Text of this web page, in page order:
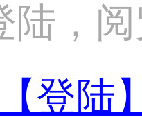
陆，
登陆】